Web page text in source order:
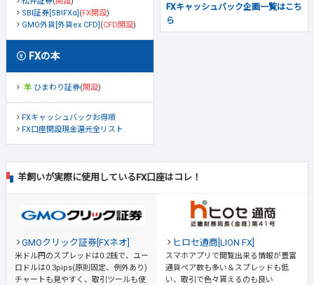
SBI証券[SBIFXα] (FX開設)
GMO外貨[外貨ex CFD] (CFD開設)
FXの本
ひまわり証券(開設)
FXキャッシュバックお得順
FX口座開設現金還元全リスト
FXキャッシュバック企画一覧はこち
ら
羊飼いが実際に使用しているFX口座はコレ！
GMOクリック証券[FXネオ]
米ドル円のスプレッドは0.2銭で、ユー
ロドルは0.3pips(原則固定、例外あり)
チャートも見やすく、取引ツールも使
ヒロセ通商[LION FX]
スマホアプリで閲覧出来る情報が豊富
通貨ペア数も多い＆スプレッドも低
い、取引で色々貰えるのも良い